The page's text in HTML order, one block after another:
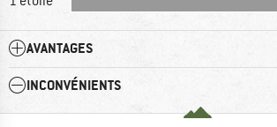
AVANTAGES
INCONVÉNIENTS